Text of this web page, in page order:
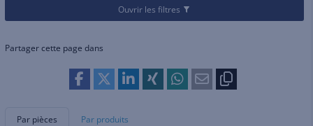
Ouvrir les filtres
Partager cette page dans
Par pièces Par produits